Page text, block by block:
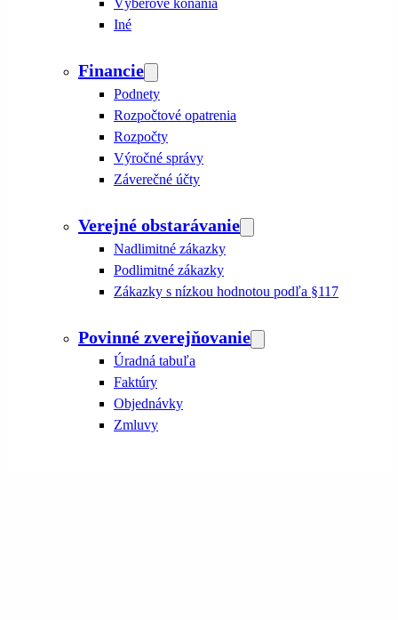
Výberové konania
Iné
Financie
Podnety
Rozpočtové opatrenia
Rozpočty
Výročné správy
Záverečné účty
Verejné obstarávanie
Nadlimitné zákazky
Podlimitné zákazky
Zákazky s nízkou hodnotou podľa §117
Povinné zverejňovanie
Úradná tabuľa
Faktúry
Objednávky
Zmluvy